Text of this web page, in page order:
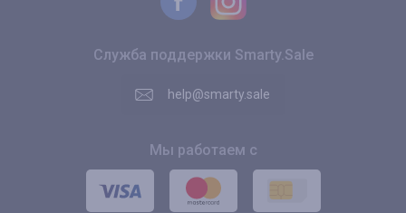
Служба поддержки Smarty.Sale
help@smarty.sale
Мы работаем с